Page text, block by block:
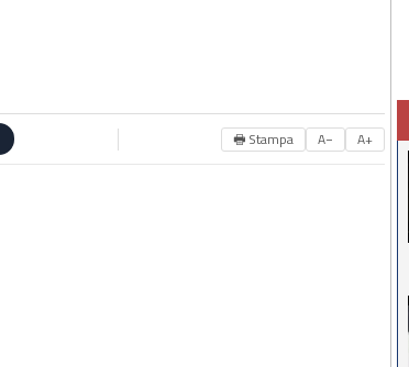
🖶 Stampa A− A+